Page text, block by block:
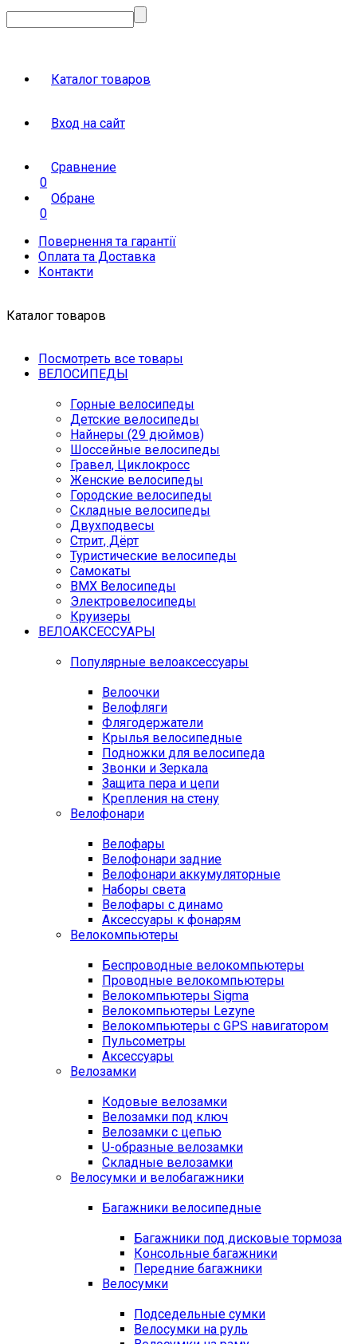
Каталог товаров
Вход на сайт
Сравнение
0
Обране
0
Повернення та гарантії
Оплата та Доставка
Контакти
Каталог товаров
Посмотреть все товары
ВЕЛОСИПЕДЫ
Горные велосипеды
Детские велосипеды
Найнеры (29 дюймов)
Шоссейные велосипеды
Гравел, Циклокросс
Женские велосипеды
Городcкие велосипеды
Складные велосипеды
Двухподвесы
Стрит, Дёрт
Туристические велосипеды
Самокаты
BMX Велосипеды
Электровелосипеды
Круизеры
ВЕЛОАКСЕССУАРЫ
Популярные велоаксессуары
Велоочки
Велофляги
Флягодержатели
Крылья велосипедные
Подножки для велосипеда
Звонки и Зеркала
Защита пера и цепи
Крепления на стену
Велофонари
Велофары
Велофонари задние
Велофонари аккумуляторные
Наборы света
Велофары с динамо
Аксессуары к фонарям
Велокомпьютеры
Беспроводные велокомпьютеры
Проводные велокомпьютеры
Велокомпьютеры Sigma
Велокомпьютеры Lezyne
Велокомпьютеры с GPS навигатором
Пульсометры
Аксессуары
Велозамки
Кодовые велозамки
Велозамки под ключ
Велозамки с цепью
U-образные велозамки
Складные велозамки
Велосумки и велобагажники
Багажники велосипедные
Багажники под дисковые тормоза
Консольные багажники
Передние багажники
Велосумки
Подседельные сумки
Велосумки на руль